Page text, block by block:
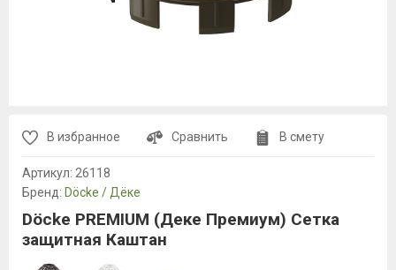
В избранное Сравнить В смету
Артикул: 26118
Бренд: Döcke / Дёке
Döcke PREMIUM (Деке Премиум) Сетка
защитная Каштан